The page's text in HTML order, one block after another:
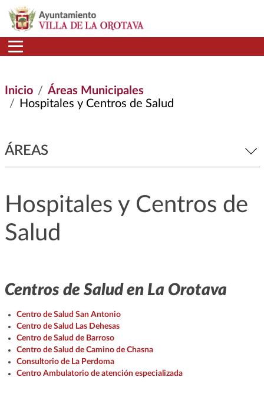
Pasar al contenido principal
Inicio
Áreas Municipales
Hospitales y Centros de Salud
ÁREAS
Hospitales y Centros de
Salud
Centros de Salud en La Orotava
Centro de Salud San Antonio
Centro de Salud Las Dehesas
Centro de Salud de Barroso
Centro de Salud de Camino de Chasna
Consultorio de La Perdoma
Centro Ambulatorio de atención especializada